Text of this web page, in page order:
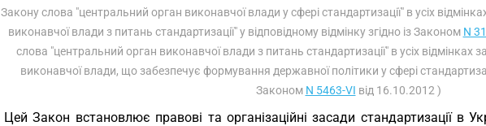
Закону слова "центральний орган виконавчої влади у сфері стандартизації" в усіх
виконавчої влади з питань стандартизації" у відповідному відмінку згідно із Законом N
слова "центральний орган виконавчої влади з питань стандартизації" в усіх відмінках
виконавчої влади, що забезпечує формування державної політики у сфері
Законом N 5463-VI від 16.10.2012 )
Цей Закон встановлює правові та організаційні засади стандартизації в